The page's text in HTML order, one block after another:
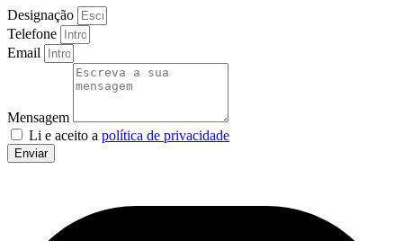
Designação
Telefone
Email
Mensagem
Li e aceito a política de privacidade
Enviar